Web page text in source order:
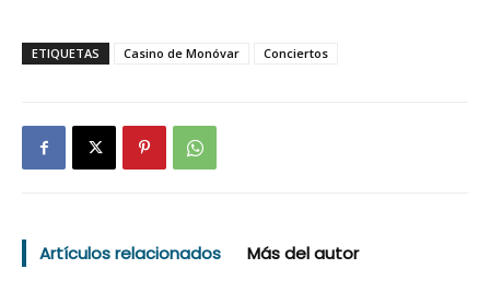
ETIQUETAS Casino de Monóvar Conciertos
Artículos relacionados Más del autor